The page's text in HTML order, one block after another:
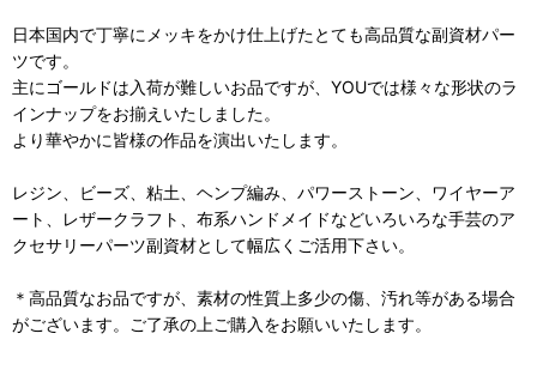
日本国内で丁寧にメッキをかけ仕上げたとても高品質な副資材パー
ツです。
主にゴールドは入荷が難しいお品ですが、YOUでは様々な形状のラ
インナップをお揃えいたしました。
より華やかに皆様の作品を演出いたします。
レジン、ビーズ、粘土、ヘンプ編み、パワーストーン、ワイヤーア
ート、レザークラフト、布系ハンドメイドなどいろいろな手芸のア
クセサリーパーツ副資材として幅広くご活用下さい。
＊高品質なお品ですが、素材の性質上多少の傷、汚れ等がある場合
がございます。ご了承の上ご購入をお願いいたします。